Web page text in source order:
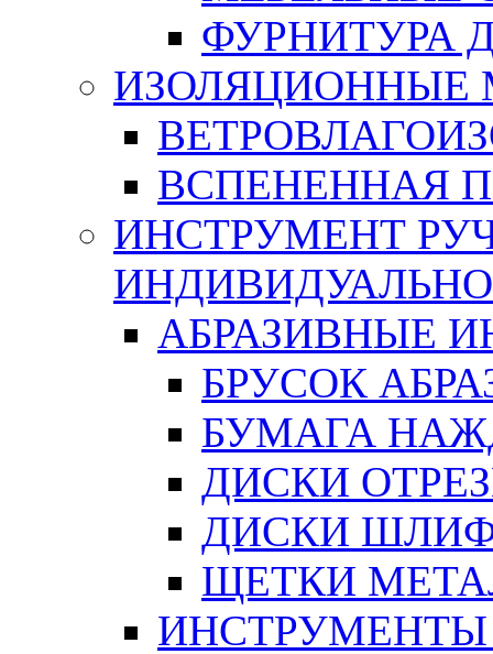
ФУРНИТУРА
ИЗОЛЯЦИОННЫЕ
ВСПЕНЕННАЯ
ИНСТРУМЕНТ
АБРАЗИВНЫЕ
БРУСОК
БУМАГА
ДИСКИ
ДИСКИ
ЩЕТКИ
ИНСТРУМЕНТЫ